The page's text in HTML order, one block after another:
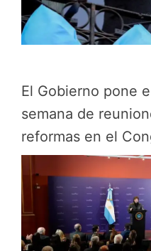
El Gobierno pone
semana de
reformas en el